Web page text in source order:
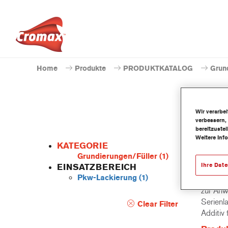
Home Produkte PRODUKTKATALOG
KATEGORIE
Grundierungen/Füller (1)
EINSATZBEREICH
Pkw-Lackierung (1)
Clear Filter
zur
Additiv
Wir
Weitere
Ihre